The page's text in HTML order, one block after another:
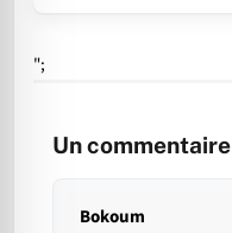
";
Un commentaire
Bokoum